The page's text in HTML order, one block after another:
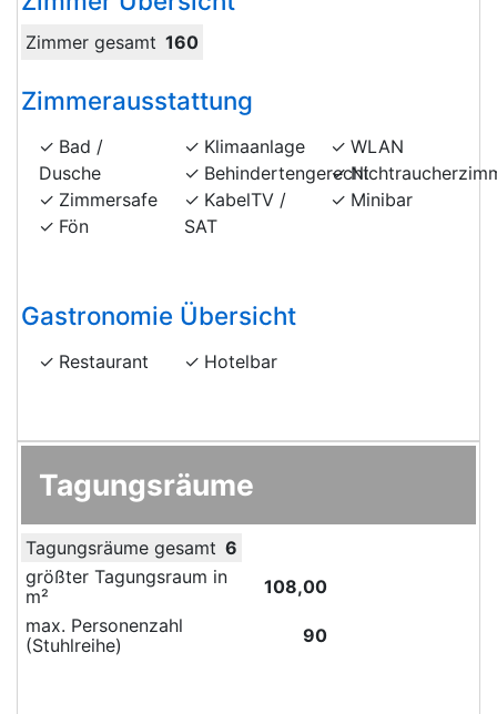
Zimmer gesamt 160
Zimmerausstattung
Bad /
Dusche
Zimmersafe
Fön
Klimaanlage
Behindertengerecht
KabelTV /
SAT
WLAN
Minibar
Gastronomie Übersicht
Restaurant Hotelbar
Tagungsräume
Tagungsräume gesamt 6
größter Tagungsraum in
m²
108,00
max. Personenzahl
(Stuhlreihe)
90